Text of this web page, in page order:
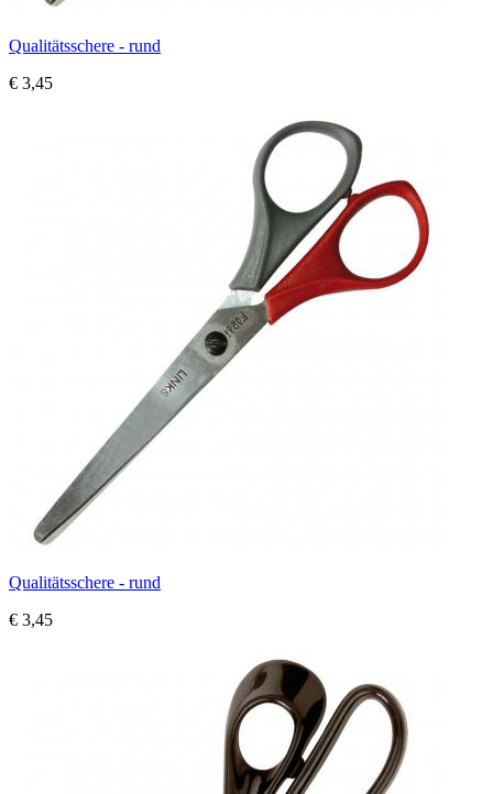
Qualitätsschere - rund
€ 3,45
Qualitätsschere - rund
€ 3,45